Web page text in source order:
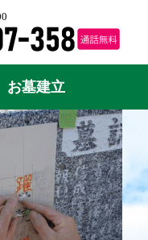
お墓建立